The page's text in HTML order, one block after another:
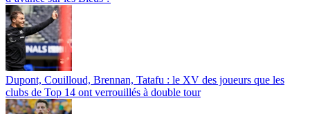
Dupont, Couilloud, Brennan, Tatafu : le XV des joueurs que les
clubs de Top 14 ont verrouillés à double tour